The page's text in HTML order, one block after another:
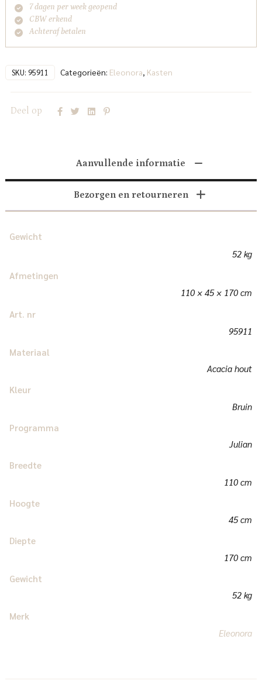
7 dagen per week geopend
CBW erkend
Achteraf betalen
SKU: 95911 Categorieën: Eleonora Kasten
Deel op
Aanvullende informatie
Bezorgen en retourneren
Gewicht
52 kg
Afmetingen
110 × 45 × 170 cm
Art. nr
95911
Materiaal
Acacia hout
Kleur
Bruin
Programma
Julian
Breedte
110 cm
Hoogte
45 cm
Diepte
170 cm
Gewicht
52 kg
Merk
Eleonora